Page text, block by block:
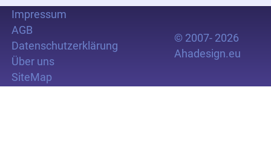
Impressum
AGB
Datenschutzerklärung
Über uns
SiteMap
© 2007- 2026
Ahadesign.eu